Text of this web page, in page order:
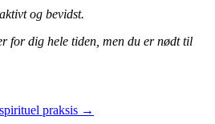
og bevidst.
for dig hele tiden, men du er nødt til
praksis →